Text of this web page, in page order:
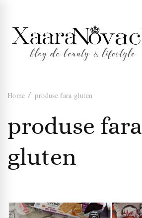
Xaara
Novack
Home produse fara gluten
produse fara
gluten